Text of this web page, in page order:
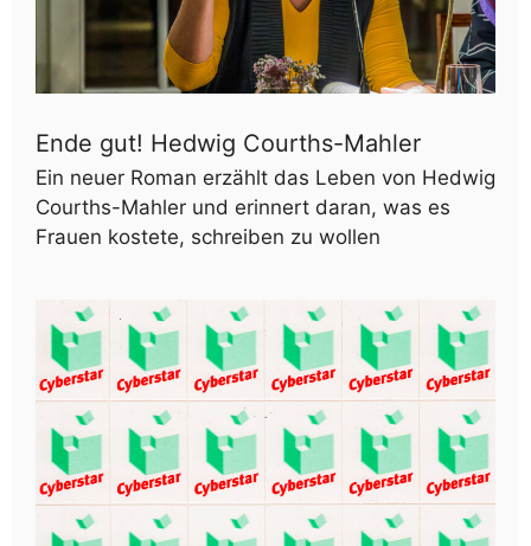
Ende gut! Hedwig Courths-Mahler
Ein neuer Roman erzählt das Leben von Hedwig
Courths-Mahler und erinnert daran, was es
Frauen kostete, schreiben zu wollen